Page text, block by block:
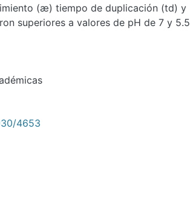
(æ) tiempo de duplicación (td) y
superiores a valores de pH de 7 y 5.5
4653